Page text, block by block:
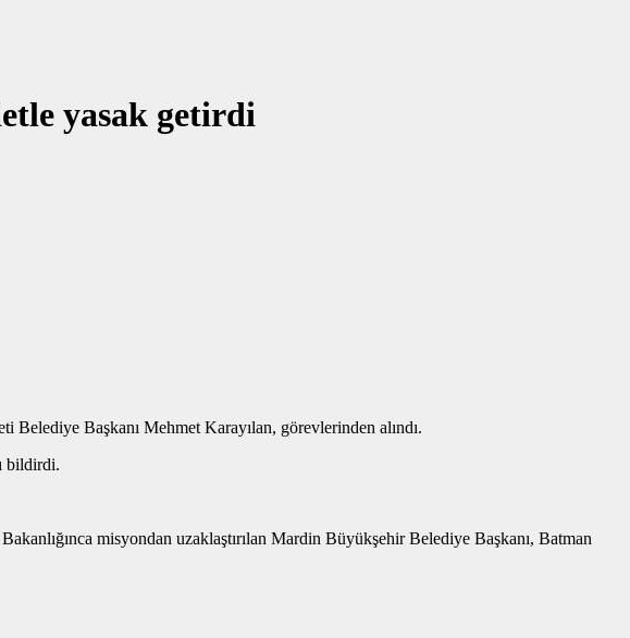
yasak getirdi
Başkanı Mehmet Karayılan, görevlerinden alındı.
bildirdi.
misyondan uzaklaştırılan Mardin Büyükşehir Belediye Başkanı, Batman